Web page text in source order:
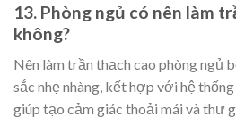
13. Phòng ngủ có nên làm
không?
Nên làm trần thạch cao phòng ngủ
sắc nhẹ nhàng, kết hợp với hệ
giúp tạo cảm giác thoải mái và thư